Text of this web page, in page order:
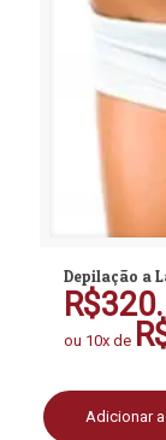
Depilação a
R$
ou 10x de
Adicionar